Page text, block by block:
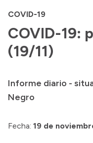
Autoridades y
Discursos en la
Acerca de Río Negro
COVID-19
COVID-19:
(19/11)
Informe diario -
Negro
Fecha: 19 de